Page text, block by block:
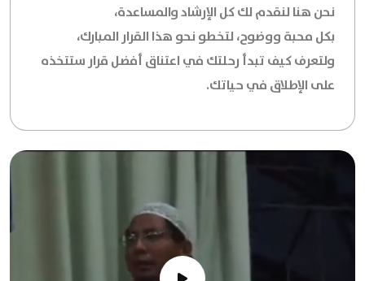
نحن هنا لنقدم لك كل الإرشاد والمساعدة،
بكل محبة ووضوح، لتخطو نحو هذا القرار المبارك،
ولتعرف كيف تبدأ رحلتك في اعتناق أفضل قرار ستتخذه
على الإطلاق في حياتك.